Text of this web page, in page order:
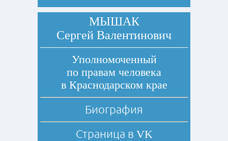
МЫШАК
Сергей Валентинович
Уполномоченный
по правам человека
в Краснодарском крае
Биография
Страница в VK